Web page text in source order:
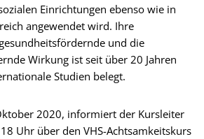
Einrichtungen ebenso wie in
angewendet wird. Ihre
und die
Wirkung ist seit über 20 Jahren
Studien belegt.
2020, informiert der Kursleiter
Uhr über den VHS-Achtsamkeitskurs